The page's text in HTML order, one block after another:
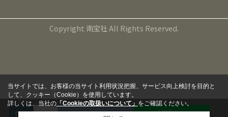
Copyright 南宝社 All Rights Reserved.
LINEから
当サイトでは、お客様の当サイト利用状況把握、サービス向上検討を目的と
して、クッキー（Cookie）を使用しています。
詳しくは、当社の 「Cookieの取扱いについて」をご確認ください。